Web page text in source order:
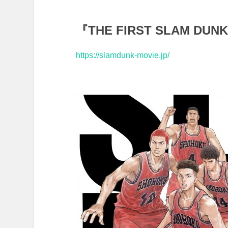
『THE FIRST SLAM
https://slamdunk-movie.jp/